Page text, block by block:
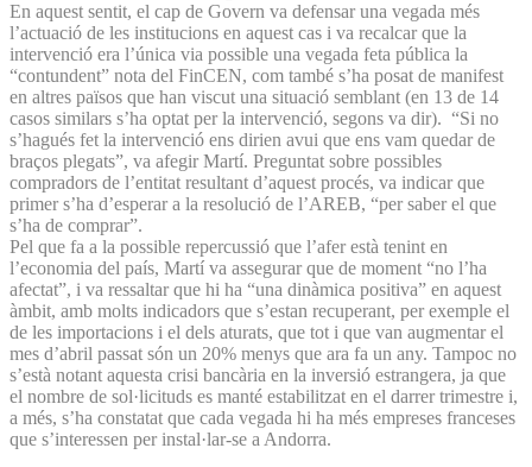
En aquest sentit, el cap de Govern va defensar una vegada més
l’actuació de les institucions en aquest cas i va recalcar que la
intervenció era l’única via possible una vegada feta pública la
“contundent” nota del FinCEN, com també s’ha posat de manifest
en altres països que han viscut una situació semblant (en 13 de 14
casos similars s’ha optat per la intervenció, segons va dir). “Si no
s’hagués fet la intervenció ens dirien avui que ens vam quedar de
braços plegats”, va afegir Martí. Preguntat sobre possibles
compradors de l’entitat resultant d’aquest procés, va indicar que
primer s’ha d’esperar a la resolució de l’AREB, “per saber el que
s’ha de comprar”.
Pel que fa a la possible repercussió que l’afer està tenint en
l’economia del país, Martí va assegurar que de moment “no l’ha
afectat”, i va ressaltar que hi ha “una dinàmica positiva” en aquest
àmbit, amb molts indicadors que s’estan recuperant, per exemple el
de les importacions i el dels aturats, que tot i que van augmentar el
mes d’abril passat són un 20% menys que ara fa un any. Tampoc no
s’està notant aquesta crisi bancària en la inversió estrangera, ja que
el nombre de sol·licituds es manté estabilitzat en el darrer trimestre i,
a més, s’ha constatat que cada vegada hi ha més empreses franceses
que s’interessen per instal·lar-se a Andorra.